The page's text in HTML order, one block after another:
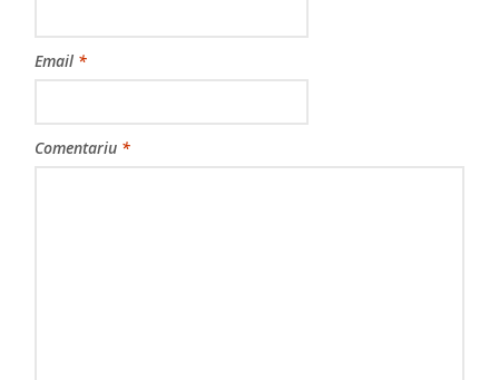
Email *
Comentariu *